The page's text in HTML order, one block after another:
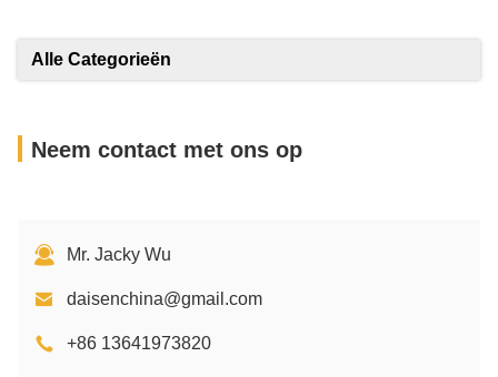
Alle Categorieën
Neem contact met ons op
Mr. Jacky Wu
daisenchina@gmail.com
+86 13641973820